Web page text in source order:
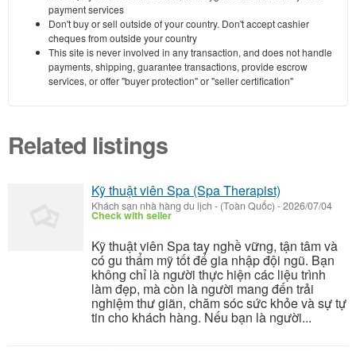
payment services
Don't buy or sell outside of your country. Don't accept cashier
cheques from outside your country
This site is never involved in any transaction, and does not handle
payments, shipping, guarantee transactions, provide escrow
services, or offer "buyer protection" or "seller certification"
Related listings
Kỹ thuật viên Spa (Spa Therapist)
Khách sạn nhà hàng du lịch - (Toàn Quốc) -2026/07/04
Check with seller
Kỹ thuật viên Spa tay nghề vững, tận tâm và
có gu thẩm mỹ tốt để gia nhập đội ngũ. Bạn
không chỉ là người thực hiện các liệu trình
làm đẹp, mà còn là người mang đến trải
nghiệm thư giãn, chăm sóc sức khỏe và sự tự
tin cho khách hàng. Nếu bạn là người...